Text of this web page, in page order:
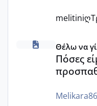
melitiniღ
Πόσες είμαστε κοντά
Θέλω να
Πόσες
Melikara86